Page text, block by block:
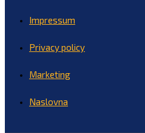
Impressum
Privacy policy
Marketing
Naslovna